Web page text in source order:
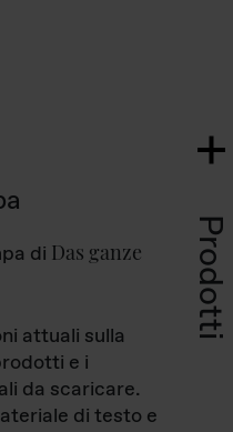
Prodotti
di Das ganze
attuali sulla
e i
da scaricare.
di testo e